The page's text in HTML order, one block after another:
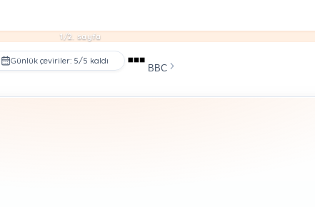
1/2. sayfa
Günlük çeviriler: 5/5 kaldı
BBC